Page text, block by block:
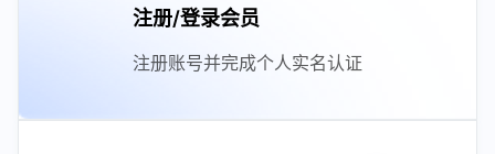
注册/登录会员
注册账号并完成个人实名认证